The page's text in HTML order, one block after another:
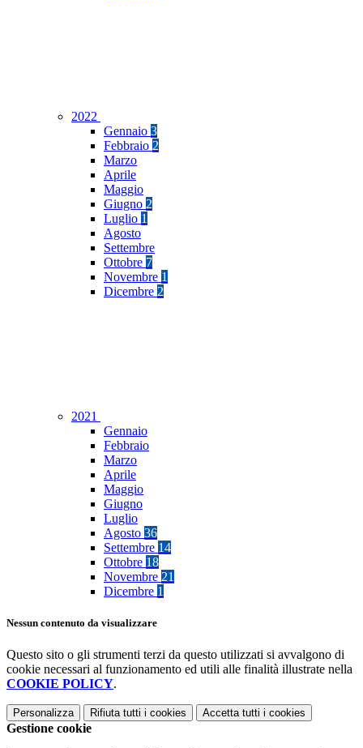
2022
Gennaio 3
Febbraio 2
Marzo
Aprile
Maggio
Giugno 2
Luglio 1
Agosto
Settembre
Ottobre 7
Novembre 1
Dicembre 2
2021
Gennaio
Febbraio
Marzo
Aprile
Maggio
Giugno
Luglio
Agosto 36
Settembre 14
Ottobre 18
Novembre 21
Dicembre 1
Nessun contenuto da visualizzare
Questo sito o gli strumenti terzi da questo utilizzati si avvalgono di
cookie necessari al funzionamento ed utili alle finalità illustrate nella
COOKIE POLICY.
Personalizza Rifiuta tutti i cookies Accetta tutti i cookies
Gestione cookie